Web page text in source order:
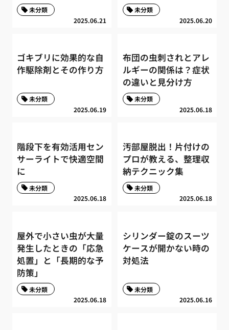
2025.06.21
未分類
2025.06.20
未分類
ゴキブリに効果的な自
作駆除剤とその作り方
2025.06.19
未分類
布団の虫刺されとアレ
ルギーの関係は？症状
の違いと見分け方
2025.06.18
未分類
階段下を有効活用セン
サーライトで快適空間
に
2025.06.18
未分類
汚部屋脱出！片付けの
プロが教える、整理収
納テクニック集
2025.06.18
未分類
屋外で小さい虫が大量
発生したときの「応急
処置」と「長期的な予
防策」
2025.06.18
未分類
シリンダー錠のスーツ
ケースが開かない時の
対処法
2025.06.16
未分類